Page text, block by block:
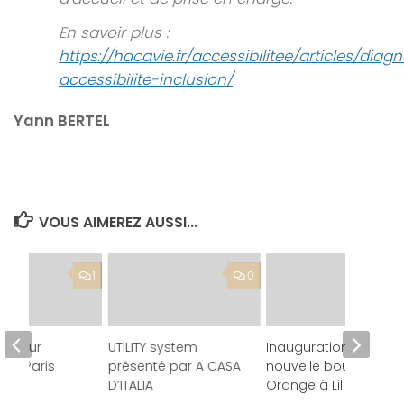
En savoir plus :
https://hacavie.fr/accessibilitee/articles/
accessibilite-inclusion/
Yann BERTEL
VOUS AIMEREZ AUSSI...
0
UTILITY system
présenté par A CASA
D’ITALIA
Inauguration de la
nouvelle boutique
Orange à Lille
1
sur
Paris